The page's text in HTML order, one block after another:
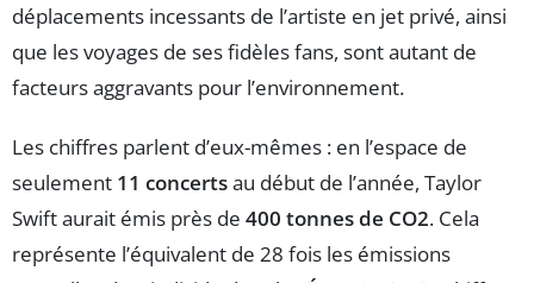
déplacements incessants de l’artiste en jet privé, ainsi
que les voyages de ses fidèles fans, sont autant de
facteurs aggravants pour l’environnement.
Les chiffres parlent d’eux-mêmes : en l’espace de
seulement 11 concertsau début de l’année, Taylor
Swift aurait émis près de 400 tonnes de CO2. Cela
représente l’équivalent de 28 fois les émissions